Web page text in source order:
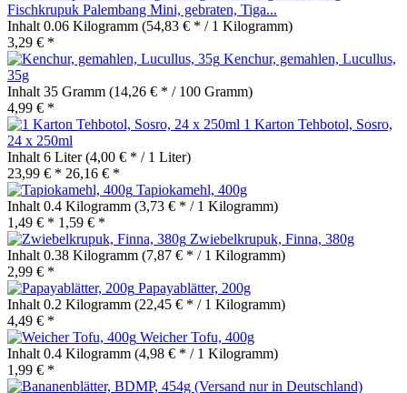
Fischkrupuk Palembang Mini, gebraten, Tiga...
Inhalt 0.06 Kilogramm (54,83 € * / 1 Kilogramm)
3,29 € *
Kenchur, gemahlen, Lucullus,
35g
Inhalt 35 Gramm (14,26 € * / 100 Gramm)
4,99 € *
1 Karton Tehbotol, Sosro,
24 x 250ml
Inhalt 6 Liter(4,00 € * / 1 Liter)
23,99 € * 26,16 € *
Tapiokamehl, 400g
Inhalt 0.4 Kilogramm (3,73 € * / 1 Kilogramm)
1,49 € * 1,59 € *
Zwiebelkrupuk, Finna, 380g
Inhalt 0.38 Kilogramm (7,87 € * / 1 Kilogramm)
2,99 € *
Papayablätter, 200g
Inhalt 0.2 Kilogramm (22,45 € * / 1 Kilogramm)
4,49 € *
Weicher Tofu, 400g
Inhalt 0.4 Kilogramm (4,98 € * / 1 Kilogramm)
1,99 € *